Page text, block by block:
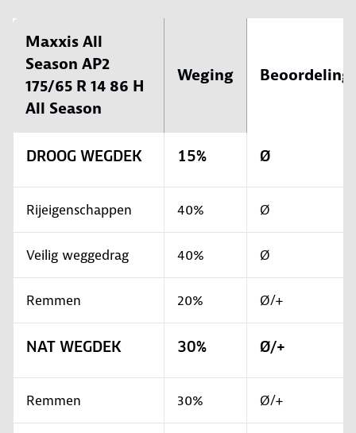
Maxxis All
Season AP2
175/65 R 14 86 H
All Season
Weging Beoordeling
DROOG WEGDEK 15% Ø
Rijeigenschappen 40% Ø
Veilig weggedrag 40% Ø
Remmen 20% Ø/+
NAT WEGDEK 30% Ø/+
Remmen 30% Ø/+